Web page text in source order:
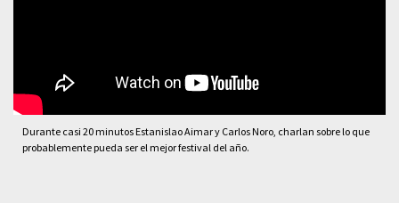
Durante casi 20 minutos Estanislao Aimar y Carlos Noro, charlan sobre lo que
probablemente pueda ser el mejor festival del año.